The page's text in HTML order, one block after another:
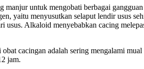
untuk mengobati berbagai
yaitu menyusutkan selaput lendir usus
usus. Alkaloid menyebabkan cacing
cacingan adalah sering mengalami
jam.